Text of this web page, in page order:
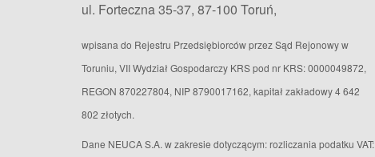
ul. Forteczna 35-37, 87-100 Toruń,
wpisana do Rejestru Przedsiębiorców przez Sąd Rejonowy w
Toruniu, VII Wydział Gospodarczy KRS pod nr KRS: 0000049872,
REGON 870227804, NIP 8790017162, kapitał zakładowy 4 642
802 złotych.
Dane NEUCA S.A. w zakresie dotyczącym: rozliczania podatku VAT: